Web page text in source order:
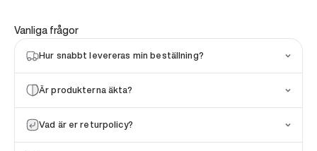
Vanliga frågor
Hur snabbt levereras min beställning?
Är produkterna äkta?
Vad är er returpolicy?